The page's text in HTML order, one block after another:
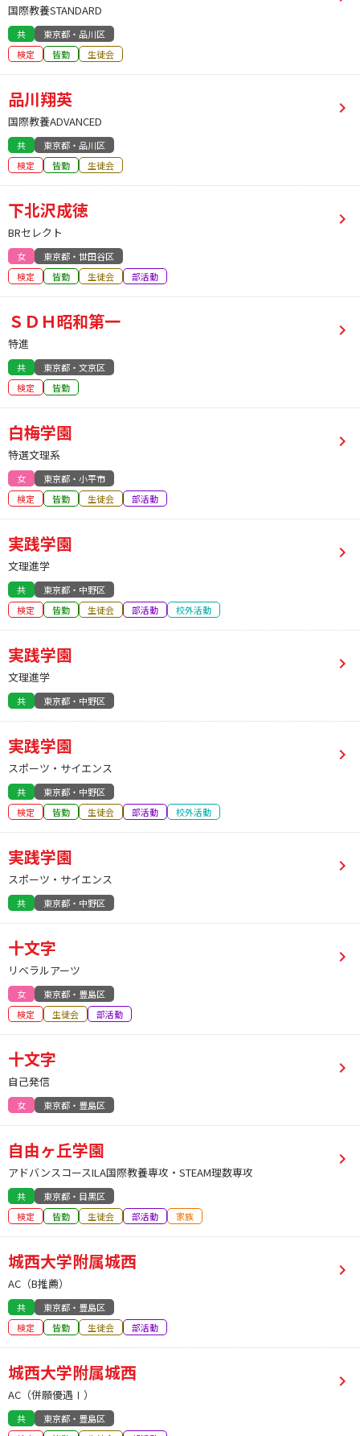
国際教養STANDARD
共
東京都・品川区
検定
皆勤 生徒会
品川翔英
国際教養ADVANCED
共
東京都・品川区
検定
皆勤 生徒会
下北沢成徳
BRセレクト
女
東京都・世田谷区
検定
皆勤 生徒会 部活動
ＳＤＨ昭和第一
特進
共
東京都・文京区
検定
皆勤
白梅学園
特選文理系
女
東京都・小平市
検定
皆勤 生徒会 部活動
実践学園
文理進学
共
東京都・中野区
検定
皆勤 生徒会 部活動 校外活動
実践学園
文理進学
共 東京都・中野区
実践学園
スポーツ・サイエンス
共
東京都・中野区
検定
皆勤 生徒会 部活動 校外活動
実践学園
スポーツ・サイエンス
共 東京都・中野区
十文字
リベラルアーツ
女
東京都・豊島区
検定
生徒会 部活動
十文字
自己発信
女 東京都・豊島区
自由ヶ丘学園
アドバンスコースILA国際教養専攻・STEAM理数専攻
共
東京都・目黒区
検定
皆勤 生徒会 部活動 家族
城西大学附属城西
AC（B推薦）
共
東京都・豊島区
検定
皆勤 生徒会 部活動
城西大学附属城西
AC（併願優遇Ⅰ）
共
東京都・豊島区